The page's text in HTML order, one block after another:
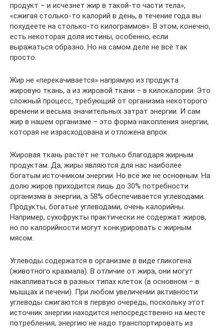
продукт – и исчезнет жир в такой-то части тела»,
«сжигая столько-то калорий в день, в течение года вы
похудеете на столько-то килограммов». В этом, конечно,
есть некоторая доля истины, особенно, если
выражаться образно. Но на самом деле не всё так
просто.
Жир не «перекачивается» напрямую из продукта
жировую ткань, а из жировой ткани – в килокалории. Это
сложный процесс, требующий от организма некоторого
времени и весьма значительных затрат энергии. И сам
жир в нашем организме – это форма накопления энергии,
которая не израсходована и отложена впрок.
Жировая ткань растёт не только благодаря жирным
продуктам. Да, жиры являются для нас наиболее
богатым источником энергии. Но всё же не основным. На
долю жиров приходится лишь до 30% потребности
организма в энергии, а 58% обеспечивается углеводами.
Продукты, богатые углеводами, очень калорийны.
Например, сухофрукты практически не содержат жиров,
но по калорийности могут конкурировать с жирным
мясом.
Углеводы содержатся в организме в виде гликогена
(животного крахмала). В отличие от жира, они могут
накапливаться в разных типах клеток (в основном – в
мышцах и печени). При любом увеличении активности
углеводы сжигаются в первую очередь, поскольку этот
источник энергии находится непосредственно на месте
потребления, энергию не надо транспортировать из